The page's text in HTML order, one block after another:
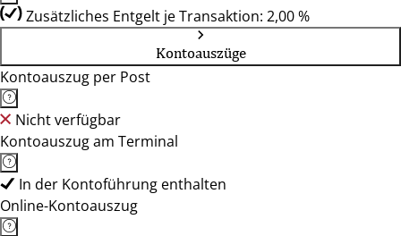
Zusätzliches Entgelt je Transaktion: 2,00 %
Kontoauszüge
Kontoauszug per Post
Nicht verfügbar
Kontoauszug am Terminal
In der Kontoführung enthalten
Online-Kontoauszug